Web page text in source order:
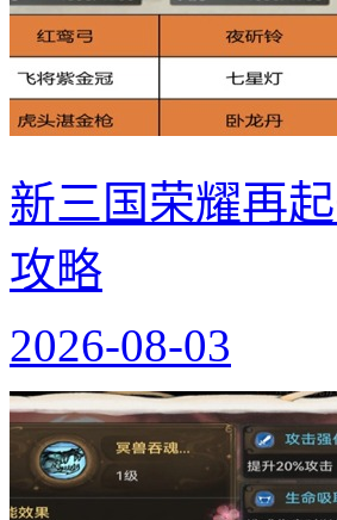
新三国荣耀再
攻略
2026-08-03